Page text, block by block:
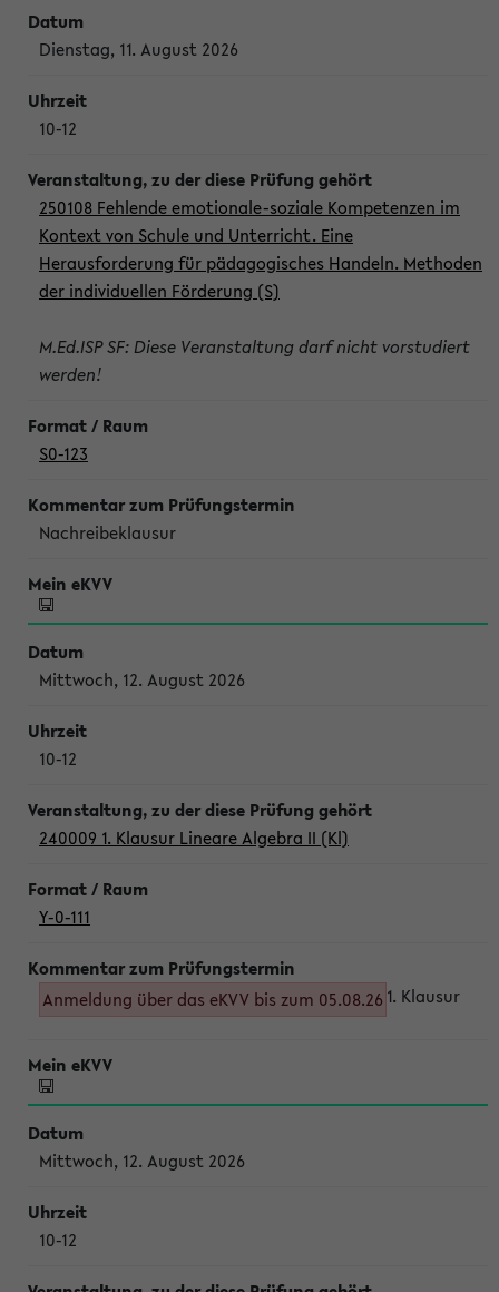
Dienstag, 11. August 2026
10-12
250108 Fehlende emotionale-soziale Kompetenzen im
Kontext von Schule und Unterricht. Eine
Herausforderung für pädagogisches Handeln. Methoden
der individuellen Förderung (S)
M.Ed.ISP SF: Diese Veranstaltung darf nicht vorstudiert
werden!
S0-123
Nachreibeklausur
Mittwoch, 12. August 2026
10-12
240009 1. Klausur Lineare Algebra II (Kl)
Y-0-111
Anmeldung über das eKVV bis zum 05.08.26 1. Klausur
Mittwoch, 12. August 2026
10-12